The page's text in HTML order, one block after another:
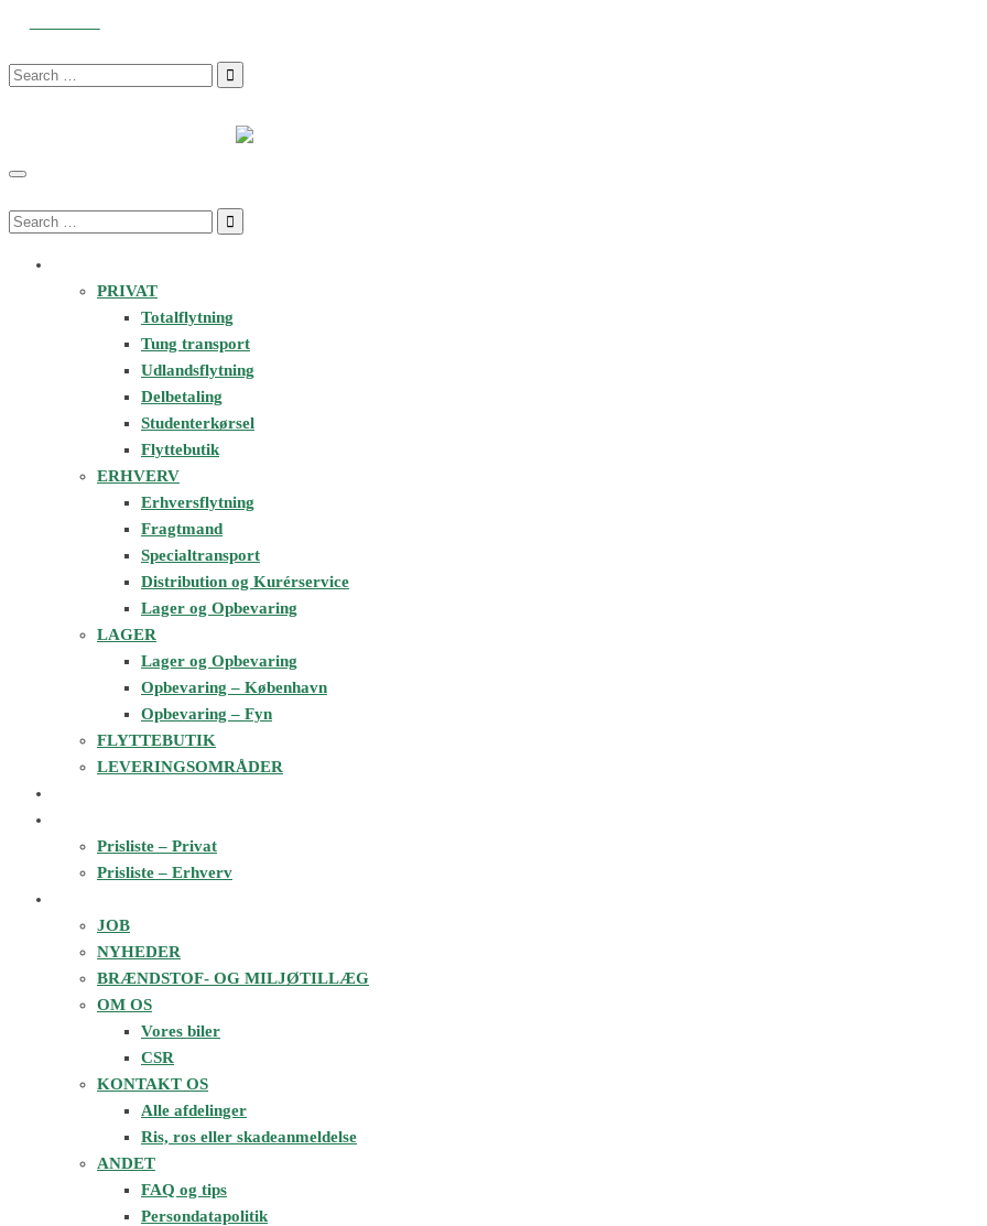
Search
Search
PRIVAT
Totalflytning
Tung transport
Udlandsflytning
Delbetaling
Studenterkørsel
Flyttebutik
ERHVERV
Erhversflytning
Fragtmand
Specialtransport
Distribution og Kurérservice
Lager og Opbevaring
LAGER
Lager og Opbevaring
Opbevaring – København
Opbevaring – Fyn
FLYTTEBUTIK
LEVERINGSOMRÅDER
Prisliste – Privat
Prisliste – Erhverv
JOB
NYHEDER
BRÆNDSTOF- OG MILJØTILLÆG
OM OS
Vores biler
CSR
KONTAKT OS
Alle afdelinger
Ris, ros eller skadeanmeldelse
ANDET
FAQ og tips
Persondatapolitik